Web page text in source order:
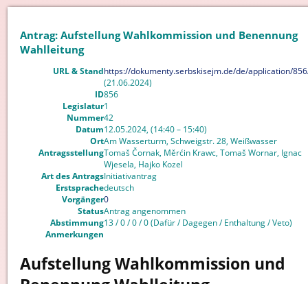
Antrag: Aufstellung Wahlkommission und Benennung
Wahlleitung
URL & Standhttps://dokumenty.serbskisejm.de/de/application/
(21.06.2024)
ID856
Legislatur1
Nummer42
Datum12.05.2024, (14:40 – 15:40)
OrtAm Wasserturm, Schweigstr. 28, Weißwasser
AntragsstellungTomaš Čornak, Měrćin Krawc, Tomaš Wornar, Ignac
Wjesela, Hajko Kozel
Art des AntragsInitiativantrag
Erstsprachedeutsch
Vorgänger0
StatusAntrag angenommen
Abstimmung13 / 0 / 0 / 0 (Dafür / Dagegen / Enthaltung / Veto)
Anmerkungen
Aufstellung Wahlkommission und